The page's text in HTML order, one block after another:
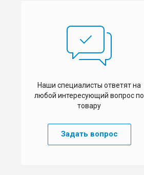
Наши специалисты ответят на
любой интересующий вопрос по
товару
Задать вопрос